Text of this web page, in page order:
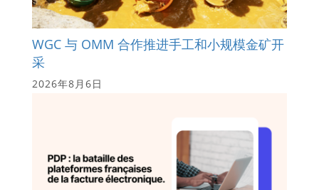
WGC 与 OMM 合作推进手工和小规模金矿开
采
2026年8月6日